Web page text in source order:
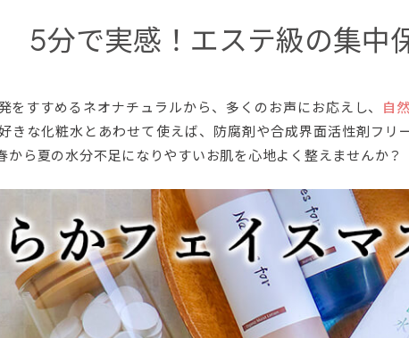
5分で実感！ エステ級の集中
をすすめるネオナチュラルから、多くのお声にお応えし、 自
きな化粧水とあわせて使えば、防腐剤や合成界面活性剤フリ
から夏の水分不足になりやすいお肌を心地よく整えませんか？